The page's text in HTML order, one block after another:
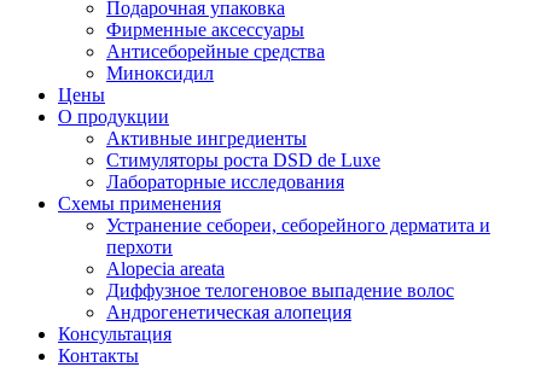
Подарочная упаковка
Фирменные аксессуары
Антисеборейные средства
Миноксидил
Цены
О продукции
Активные ингредиенты
Стимуляторы роста DSD de Luxe
Лабораторные исследования
Схемы применения
Устранение себореи, себорейного дерматита и
перхоти
Alopecia areata
Диффузное телогеновое выпадение волос
Андрогенетическая алопеция
Консультация
Контакты